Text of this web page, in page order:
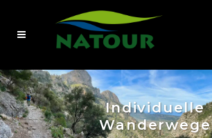
Individuelle
Wanderwege